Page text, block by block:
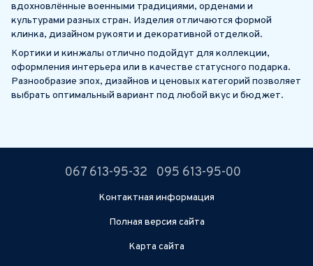
вдохновлённые военными традициями, орденами и
культурами разных стран. Изделия отличаются формой
клинка, дизайном рукояти и декоративной отделкой.
Кортики и кинжалы отлично подойдут для коллекции,
оформления интерьера или в качестве статусного подарка.
Разнообразие эпох, дизайнов и ценовых категорий позволяет
выбрать оптимальный вариант под любой вкус и бюджет.
067 613-95-32 095 613-95-00
Контактная информация
Полная версия сайта
Карта сайта